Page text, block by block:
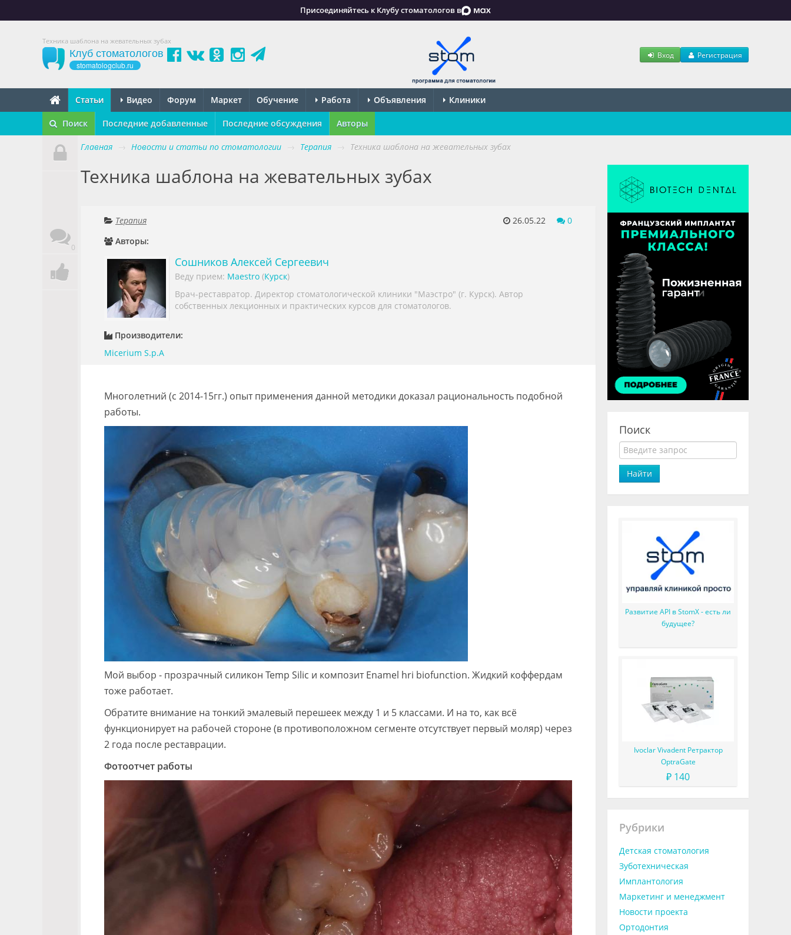
Присоединяйтесь к Клубу стоматологов в
Техника шаблона на жевательных зубах
Клуб стоматологов
stomatologclub.ru
Вход Регистрация
Статьи Видео Форум Маркет Обучение Работа Объявления Клиники
Поиск Последние добавленные Последние обсуждения Авторы
0
Главная → Новости и статьи по стоматологии → Терапия → Техника шаблона на жевательных зубах
Техника шаблона на жевательных зубах
Терапия 26.05.22
0
Авторы:
Сошников Алексей Сергеевич
Веду прием: Maestro (Курск)
Врач-реставратор. Директор стоматологической клиники "Маэстро" (г. Курск). Автор
собственных лекционных и практических курсов для стоматологов.
Производители:
Micerium S.p.A
Многолетний (с 2014-15гг.) опыт применения данной методики доказал рациональность подобной
работы.
Мой выбор - прозрачный силикон Temp Silic и композит Enamel hri biofunction. Жидкий коффердам
тоже работает.
Обратите внимание на тонкий эмалевый перешеек между 1 и 5 классами. И на то, как всё
функционирует на рабочей стороне (в противоположном сегменте отсутствует первый моляр) через
2 года после реставрации.
Фотоотчет работы
Поиск
Найти
Развитие API в StomX - есть ли
будущее?
Ivoclar Vivadent Ретрактор
OptraGate
₽ 140
Рубрики
Детская стоматология
Зуботехническая
Имплантология
Маркетинг и менеджмент
Новости проекта
Ортодонтия